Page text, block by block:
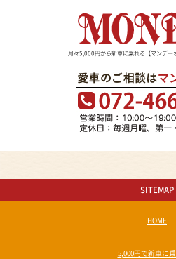
月々5,000円から新車に乗れる【マンデー
SITEMAP
HOME
5,000円で新車に乗